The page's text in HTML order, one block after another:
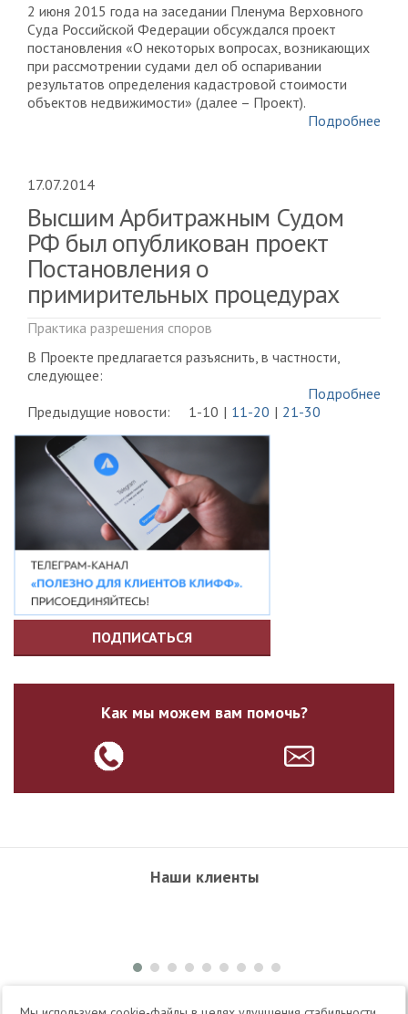
2 июня 2015 года на заседании Пленума Верховного
Суда Российской Федерации обсуждался проект
постановления «О некоторых вопросах, возникающих
при рассмотрении судами дел об оспаривании
результатов определения кадастровой стоимости
объектов недвижимости» (далее – Проект).
Подробнее
17.07.2014
Высшим Арбитражным Судом
РФ был опубликован проект
Постановления о
примирительных процедурах
Практика разрешения споров
В Проекте предлагается разъяснить, в частности,
следующее:
Подробнее
Предыдущие новости:
1-10 11-20 21-30
ПОДПИСАТЬСЯ
Как мы можем вам помочь?
Наши клиенты
+7 495 504-34-61